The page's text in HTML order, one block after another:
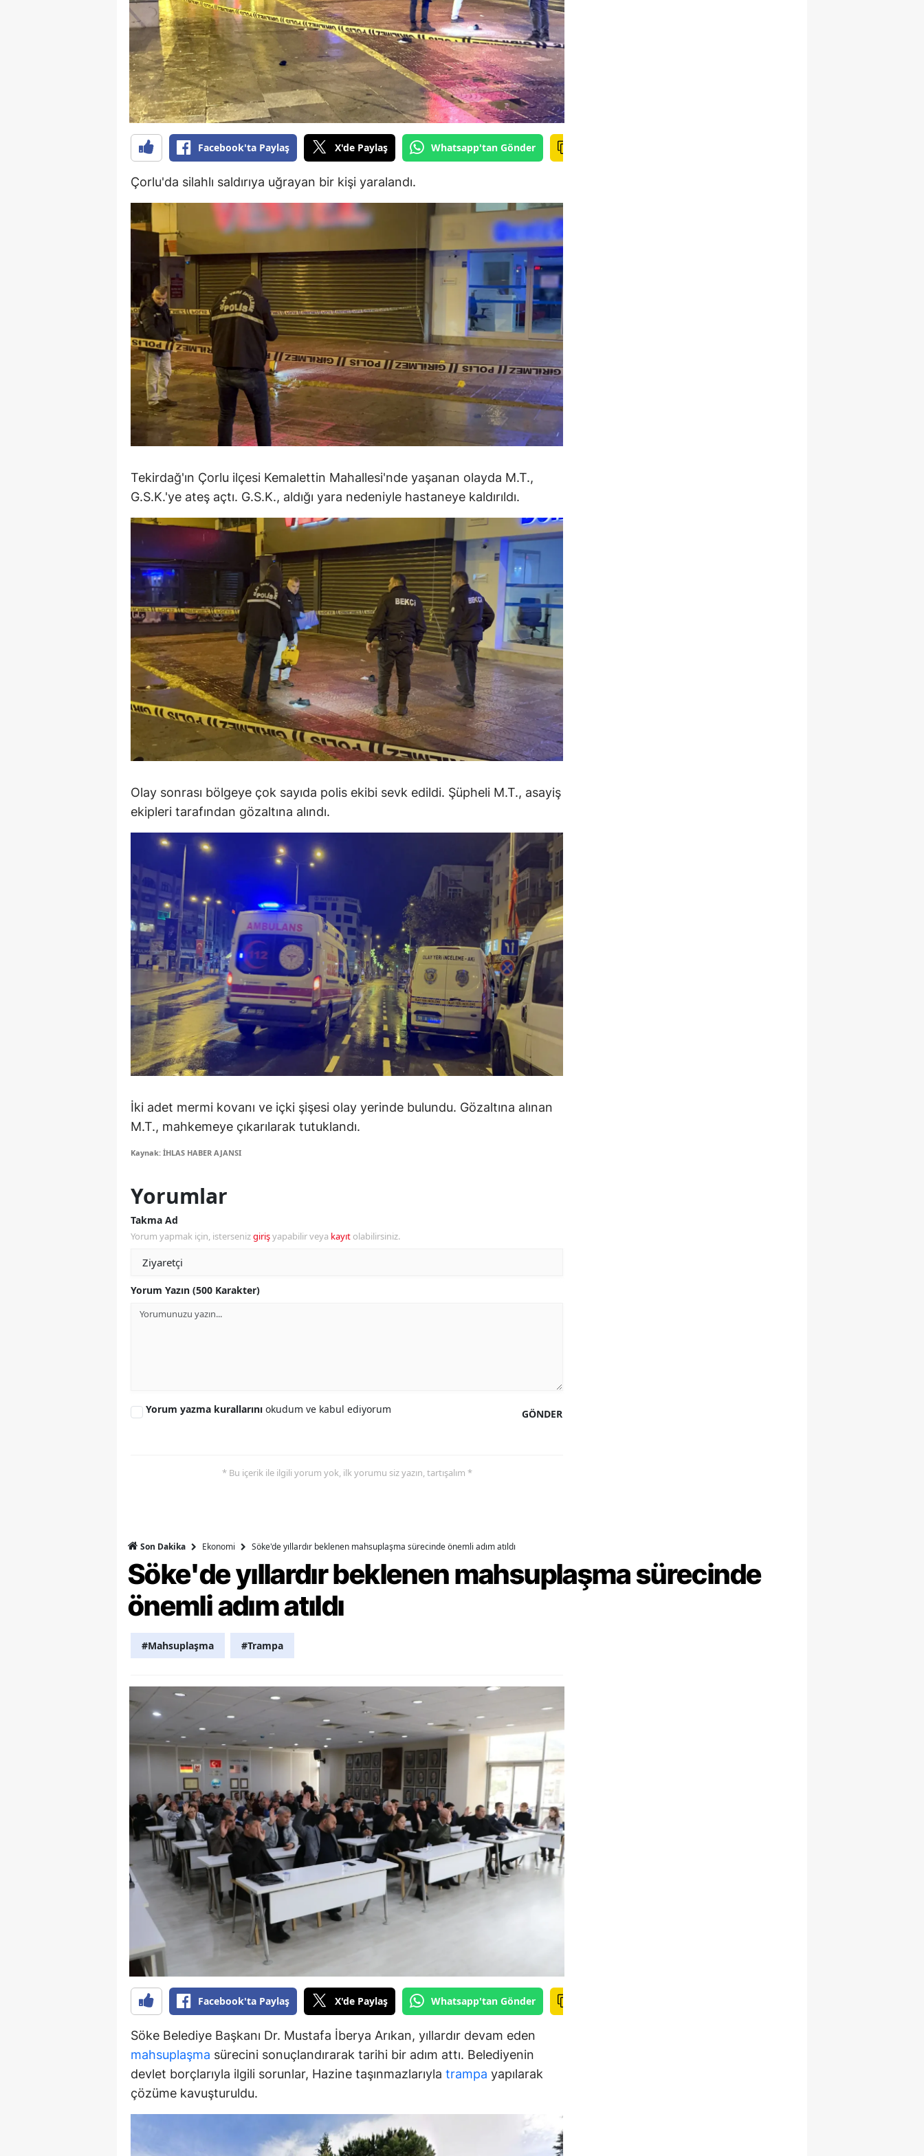
Bilecik
Bingöl
Bitlis
Bolu
Burdur
Bursa
Çanakkale
Denizli
Diyarbakır
Edirne
Elazığ
Erzincan
Erzurum
Eskişehir
Giresun
Gümüşhane
Hakkari
Hatay
Isparta
Mersin
İstanbul
İzmir
Kars
Kastamonu
Kırklareli
Kırşehir
Kocaeli
Kütahya
Malatya
Manisa
Kahramanmaraş
Mardin
Nevşehir
Şanlıurfa
Yozgat
Zonguldak
Kırıkkale
Şırnak
Bartın
Ardahan
Iğdır
Karabük
Kilis
Düzce
Facebook'ta Paylaş X'de Paylaş Whatsapp'tan Gönder
Çorlu'da silahlı saldırıya uğrayan bir kişi yaralandı.
Tekirdağ'ın Çorlu ilçesi Kemalettin Mahallesi'nde yaşanan olayda M.T.,
G.S.K.'ye ateş açtı. G.S.K., aldığı yara nedeniyle hastaneye kaldırıldı.
Olay sonrası bölgeye çok sayıda polis ekibi sevk edildi. Şüpheli M.T., asayiş
ekipleri tarafından gözaltına alındı.
İki adet mermi kovanı ve içki şişesi olay yerinde bulundu. Gözaltına alınan
M.T., mahkemeye çıkarılarak tutuklandı.
Kaynak: İHLAS HABER AJANSI
Yorumlar
Takma Ad
Yorum yapmak için, istersenizgirişyapabilir veya kayıt olabilirsiniz.
Yorum Yazın (500 Karakter)
GÖNDER
Yorum yazma kurallarını okudum ve kabul ediyorum
* Bu içerik ile ilgili yorum yok, ilk yorumu siz yazın, tartışalım *
Son Dakika Ekonomi Söke'de yıllardır beklenen mahsuplaşma sürecinde önemli adım atıldı
Söke'de yıllardır beklenen mahsuplaşma sürecinde
önemli adım atıldı
#Mahsuplaşma #Trampa
Facebook'ta Paylaş X'de Paylaş Whatsapp'tan Gönder
Söke Belediye Başkanı Dr. Mustafa İberya Arıkan, yıllardır devam eden
mahsuplaşma sürecini sonuçlandırarak tarihi bir adım attı. Belediyenin
devlet borçlarıyla ilgili sorunlar, Hazine taşınmazlarıyla trampa yapılarak
çözüme kavuşturuldu.